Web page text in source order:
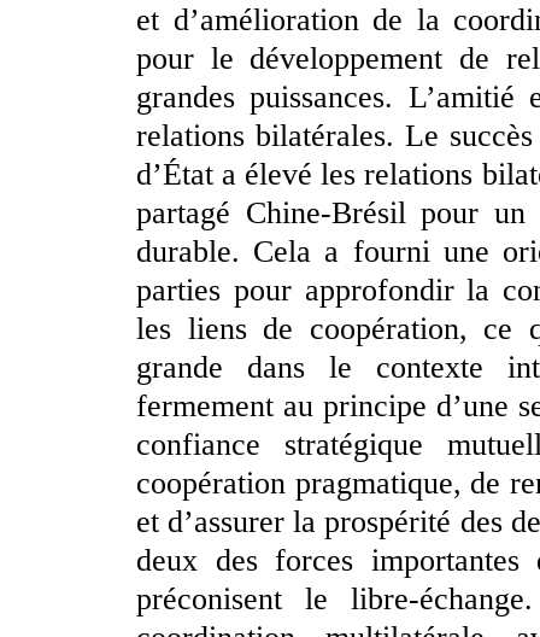
et d’amélioration de la
pour le développement de
grandes puissances.
relations bilatérales. Le
d’État a élevé les relations
partagé Chine-Brésil pour
durable. Cela a fourni une
parties pour approfondir la
les liens de coopération, ce
grande dans le contexte
fermement au principe d’une
confiance stratégique
coopération pragmatique, de
et d’assurer la prospérité des
deux des forces
préconisent le libre-